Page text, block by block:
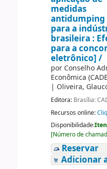
medidas
antidumping
para a
brasileira :
para a
eletrônico] /
por Conselho
Econômica
| Oliveira,
Editora: Brasília:
Recursos online:
Disponibilidade:
[Número de
Reservar
Adicionar